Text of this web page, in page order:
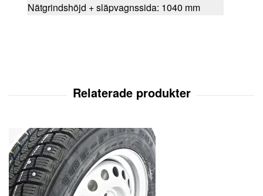
Nätgrindshöjd + släpvagnssida: 1040 mm